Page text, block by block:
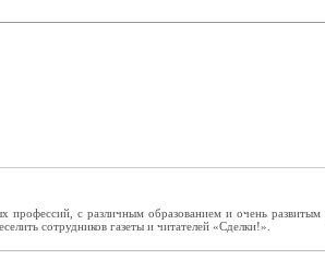
профессий, с различным образованием и очень
сотрудников газеты и читателей «Сделки!».